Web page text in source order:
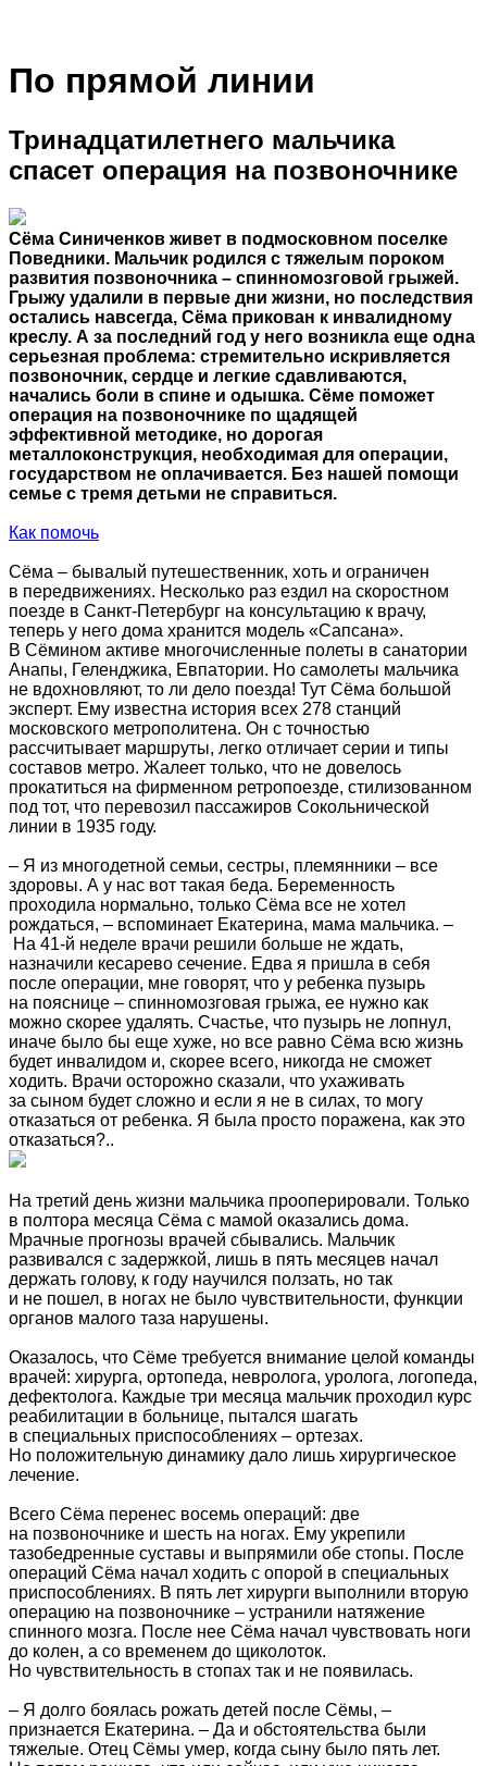
По прямой линии
Тринадцатилетнего мальчика
спасет операция на позвоночнике
Сёма Синиченков живет в подмосковном поселке
Поведники. Мальчик родился с тяжелым пороком
развития позвоночника – спинномозговой грыжей.
Грыжу удалили в первые дни жизни, но последствия
остались навсегда, Сёма прикован к инвалидному
креслу. А за последний год у него возникла еще одна
серьезная проблема: стремительно искривляется
позвоночник, сердце и легкие сдавливаются,
начались боли в спине и одышка. Сёме поможет
операция на позвоночнике по щадящей
эффективной методике, но дорогая
металлоконструкция, необходимая для операции,
государством не оплачивается. Без нашей помощи
семье с тремя детьми не справиться.
Как помочь
Сёма – бывалый путешественник, хоть и ограничен
в передвижениях. Несколько раз ездил на скоростном
поезде в Санкт-Петербург на консультацию к врачу,
теперь у него дома хранится модель «Сапсана».
В Сёмином активе многочисленные полеты в санатории
Анапы, Геленджика, Евпатории. Но самолеты мальчика
не вдохновляют, то ли дело поезда! Тут Сёма большой
эксперт. Ему известна история всех 278 станций
московского метрополитена. Он с точностью
рассчитывает маршруты, легко отличает серии и типы
составов метро. Жалеет только, что не довелось
прокатиться на фирменном ретропоезде, стилизованном
под тот, что перевозил пассажиров Сокольнической
линии в 1935 году.
– Я из многодетной семьи, сестры, племянники – все
здоровы. А у нас вот такая беда. Беременность
проходила нормально, только Сёма все не хотел
рождаться, – вспоминает Екатерина, мама мальчика. –
На 41-й неделе врачи решили больше не ждать,
назначили кесарево сечение. Едва я пришла в себя
после операции, мне говорят, что у ребенка пузырь
на пояснице – спинномозговая грыжа, ее нужно как
можно скорее удалять. Счастье, что пузырь не лопнул,
иначе было бы еще хуже, но все равно Сёма всю жизнь
будет инвалидом и, скорее всего, никогда не сможет
ходить. Врачи осторожно сказали, что ухаживать
за сыном будет сложно и если я не в силах, то могу
отказаться от ребенка. Я была просто поражена, как это
отказаться?..
На третий день жизни мальчика прооперировали. Только
в полтора месяца Сёма с мамой оказались дома.
Мрачные прогнозы врачей сбывались. Мальчик
развивался с задержкой, лишь в пять месяцев начал
держать голову, к году научился ползать, но так
и не пошел, в ногах не было чувствительности, функции
органов малого таза нарушены.
Оказалось, что Сёме требуется внимание целой команды
врачей: хирурга, ортопеда, невролога, уролога, логопеда,
дефектолога. Каждые три месяца мальчик проходил курс
реабилитации в больнице, пытался шагать
в специальных приспособлениях – ортезах.
Но положительную динамику дало лишь хирургическое
лечение.
Всего Сёма перенес восемь операций: две
на позвоночнике и шесть на ногах. Ему укрепили
тазобедренные суставы и выпрямили обе стопы. После
операций Сёма начал ходить с опорой в специальных
приспособлениях. В пять лет хирурги выполнили вторую
операцию на позвоночнике – устранили натяжение
спинного мозга. После нее Сёма начал чувствовать ноги
до колен, а со временем до щиколоток.
Но чувствительность в стопах так и не появилась.
– Я долго боялась рожать детей после Сёмы, –
признается Екатерина. – Да и обстоятельства были
тяжелые. Отец Сёмы умер, когда сыну было пять лет.